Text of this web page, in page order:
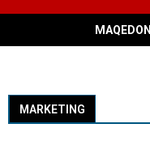
MAQEDONI
MARKETING